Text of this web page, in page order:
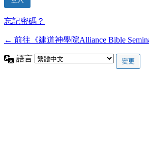
忘記密碼？
← 前往《建道神學院Alliance Bible
語言